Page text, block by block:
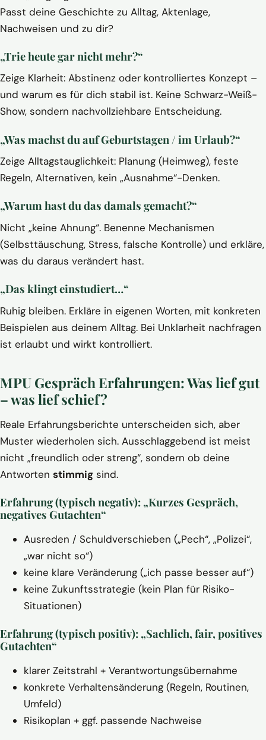
Passt deine Geschichte zu Alltag, Aktenlage,
Nachweisen und zu dir?
„Trie heute gar nicht mehr?“
Zeige Klarheit: Abstinenz oder kontrolliertes Konzept –
und warum es für dich stabil ist. Keine Schwarz-Weiß-
Show, sondern nachvollziehbare Entscheidung.
„Was machst du auf Geburtstagen / im Urlaub?“
Zeige Alltagstauglichkeit: Planung (Heimweg), feste
Regeln, Alternativen, kein „Ausnahme“-Denken.
„Warum hast du das damals gemacht?“
Nicht „keine Ahnung“. Benenne Mechanismen
(Selbsttäuschung, Stress, falsche Kontrolle) und erkläre,
was du daraus verändert hast.
„Das klingt einstudiert…“
Ruhig bleiben. Erkläre in eigenen Worten, mit konkreten
Beispielen aus deinem Alltag. Bei Unklarheit nachfragen
ist erlaubt und wirkt kontrolliert.
MPU Gespräch Erfahrungen: Was lief gut
– was lief schief?
Reale Erfahrungsberichte unterscheiden sich, aber
Muster wiederholen sich. Ausschlaggebend ist meist
nicht „freundlich oder streng“, sondern ob deine
Antworten stimmig sind.
Erfahrung (typisch negativ): „Kurzes Gespräch,
negatives Gutachten“
Ausreden / Schuldverschieben („Pech“, „Polizei“,
„war nicht so“)
keine klare Veränderung („ich passe besser auf“)
keine Zukunftsstrategie (kein Plan für Risiko-
Situationen)
Erfahrung (typisch positiv): „Sachlich, fair, positives
Gutachten“
klarer Zeitstrahl + Verantwortungsübernahme
konkrete Verhaltensänderung (Regeln, Routinen,
Umfeld)
Risikoplan + ggf. passende Nachweise